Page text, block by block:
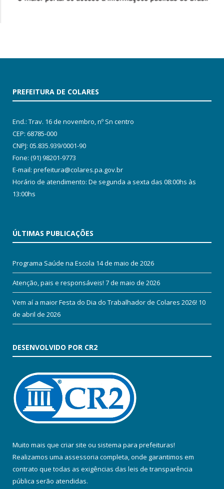
PREFEITURA DE COLARES
End.: Trav. 16 de novembro, nº Sn centro
CEP: 68785-000
CNPJ: 05.835.939/0001-90
Fone: (91) 98201-9773
E-mail: prefeitura@colares.pa.gov.br
Horário de atendimento: De segunda a sexta das 08:00hs às
13:00hs
ÚLTIMAS PUBLICAÇÕES
Programa Saúde na Escola 14 de maio de 2026
Atenção, pais e responsáveis! 7 de maio de 2026
Vem aí a maior Festa do Dia do Trabalhador de Colares 2026! 10
de abril de 2026
DESENVOLVIDO POR CR2
Muito mais que criar site ou sistema para prefeituras!
Realizamos uma assessoria completa, onde garantimos em
contrato que todas as exigências das leis de transparência
pública serão atendidas.